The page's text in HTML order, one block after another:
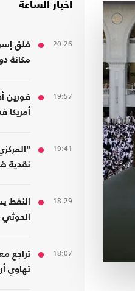
أخبار الساعة
20:26
قلق
مكانة
19:57
فورين
19:41
نقدية
18:29
النفط
18:07
تراجع
تهاوي